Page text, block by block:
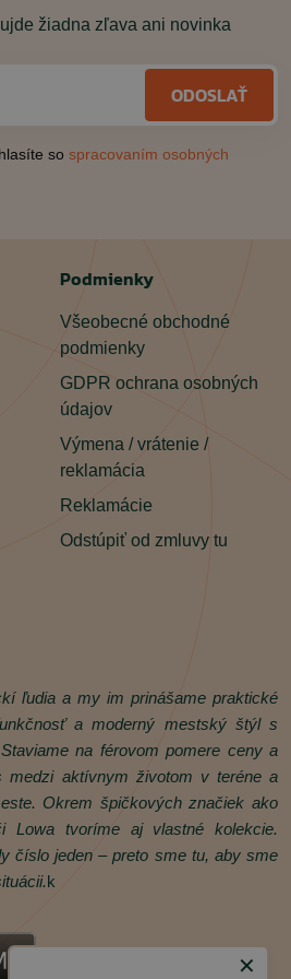
žiadna zľava ani novinka
ODOSLAŤ
so spracovaním osobných
Podmienky
Všeobecné obchodné
podmienky
GDPR ochrana osobných
údajov
Výmena / vrátenie /
reklamácia
Reklamácie
Odstúpiť od zmluvy tu
ľudia a my im prinášame praktické
a moderný mestský štýl s
na férovom pomere ceny a
medzi aktívnym životom v teréne a
Okrem špičkových značiek ako
Lowa tvoríme aj vlastné kolekcie.
číslo jeden – preto sme tu, aby sme
k
✕